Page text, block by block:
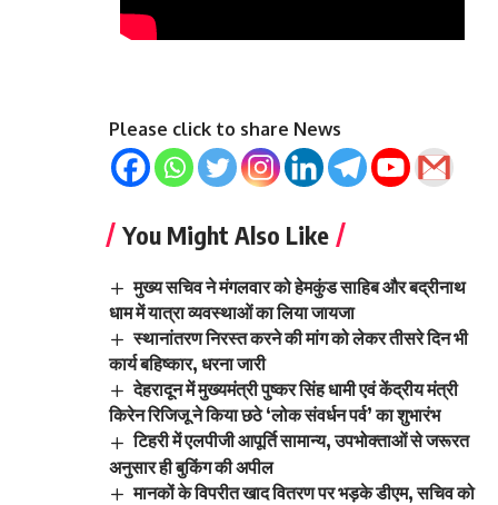
Please click to share News
You Might Also Like
मुख्य सचिव ने मंगलवार को हेमकुंड साहिब और बद्रीनाथ
धाम में यात्रा व्यवस्थाओं का लिया जायजा
स्थानांतरण निरस्त करने की मांग को लेकर तीसरे दिन भी
कार्य बहिष्कार, धरना जारी
देहरादून में मुख्यमंत्री पुष्कर सिंह धामी एवं केंद्रीय मंत्री
किरेन रिजिजू ने किया छठे ‘लोक संवर्धन पर्व’ का शुभारंभ
टिहरी में एलपीजी आपूर्ति सामान्य, उपभोक्ताओं से जरूरत
अनुसार ही बुकिंग की अपील
मानकों के विपरीत खाद वितरण पर भड़के डीएम, सचिव को